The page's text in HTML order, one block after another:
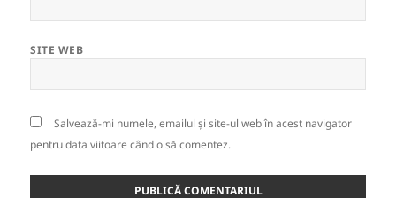
SITE WEB
Salvează-mi numele, emailul și site-ul web în acest navigator
pentru data viitoare când o să comentez.